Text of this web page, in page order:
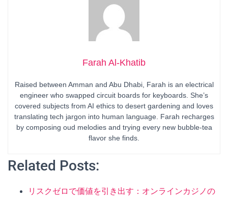
Farah Al-Khatib
Raised between Amman and Abu Dhabi, Farah is an electrical
engineer who swapped circuit boards for keyboards. She’s
covered subjects from AI ethics to desert gardening and loves
translating tech jargon into human language. Farah recharges
by composing oud melodies and trying every new bubble-tea
flavor she finds.
Related Posts:
リスクゼロで価値を引き出す：オンラインカジノの